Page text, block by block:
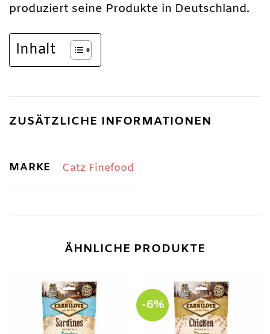
produziert seine Produkte in Deutschland.
Inhalt
ZUSÄTZLICHE INFORMATIONEN
MARKE Catz Finefood
ÄHNLICHE PRODUKTE
-6%